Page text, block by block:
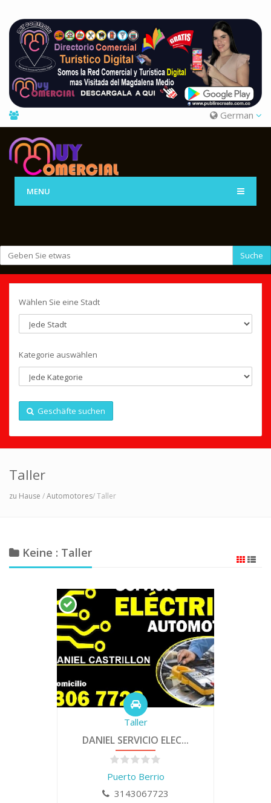
German
MENU
Suche
Wählen Sie eine Stadt
Kategorie auswählen
Geschäfte suchen
Taller
zu Hause /Automotores/ Taller
Keine : Taller
Taller
DANIEL SERVICIO ELEC...
Puerto Berrio
3143067723